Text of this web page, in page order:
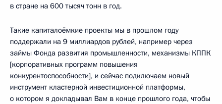
в стране на 600 тысяч тонн в год.
Такие капиталоёмкие проекты мы в прошлом году
поддержали на 9 миллиардов рублей, например через
займы Фонда развития промышленности, механизмы КППК
[корпоративных программ повышения
конкурентоспособности], и сейчас подключаем новый
инструмент кластерной инвестиционной платформы,
о котором я докладывал Вам в конце прошлого года, чтобы